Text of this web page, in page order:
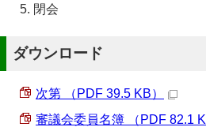
閉会
ダウンロード
次第 （PDF 39.5 KB）
審議会委員名簿 （PDF 82.1